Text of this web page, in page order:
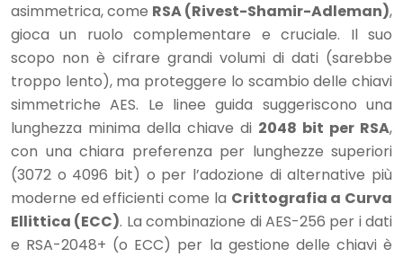
asimmetrica, come RSA (Rivest-Shamir-Adleman),
gioca un ruolo complementare e cruciale. Il suo
scopo non è cifrare grandi volumi di dati (sarebbe
troppo lento), ma proteggere lo scambio delle chiavi
simmetriche AES. Le linee guida suggeriscono una
lunghezza minima della chiave di 2048 bit per RSA,
con una chiara preferenza per lunghezze superiori
(3072 o 4096 bit) o per l’adozione di alternative più
moderne ed efficienti come la Crittografia a Curva
Ellittica (ECC). La combinazione di AES-256 per i dati
e RSA-2048+ (o ECC) per la gestione delle chiavi è